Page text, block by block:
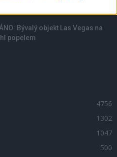
Bývalý objekt Las Vegas na
popelem
4756
1302
1047
500